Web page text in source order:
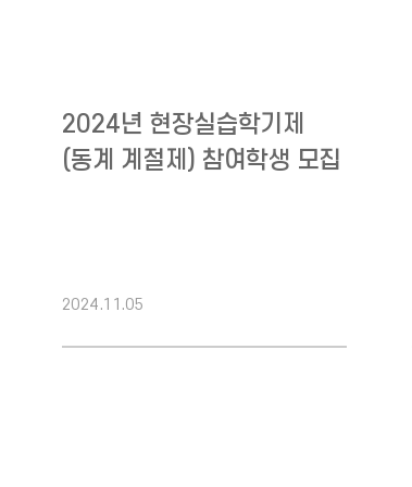
2024년 현장실습학기제
(동계 계절제) 참여학생 모집
2024.11.05